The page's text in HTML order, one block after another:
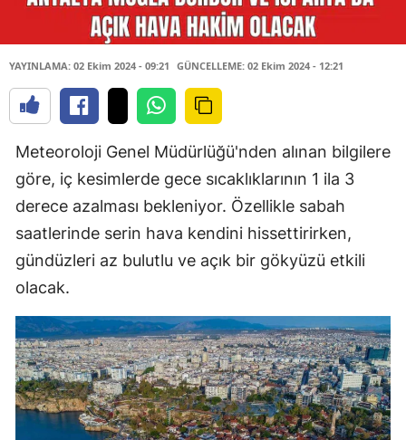
YAYINLAMA: 02 Ekim 2024 - 09:21 GÜNCELLEME: 02 Ekim 2024 - 12:21
Meteoroloji Genel Müdürlüğü'nden alınan bilgilere
göre, iç kesimlerde gece sıcaklıklarının 1 ila 3
derece azalması bekleniyor. Özellikle sabah
saatlerinde serin hava kendini hissettirirken,
gündüzleri az bulutlu ve açık bir gökyüzü etkili
olacak.